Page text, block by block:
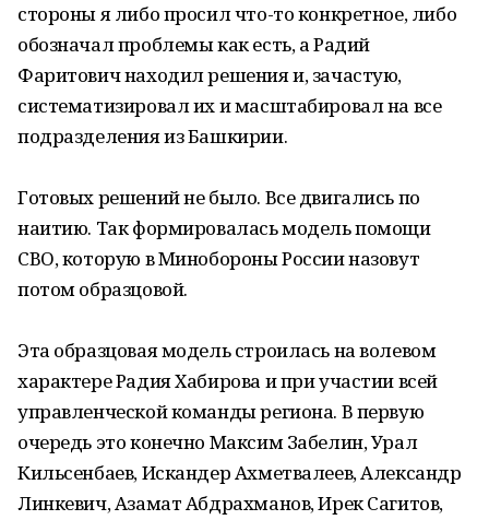
стороны я либо просил что-то конкретное, либо
обозначал проблемы как есть, а Радий
Фаритович находил решения и, зачастую,
систематизировал их и масштабировал на все
подразделения из Башкирии.
Готовых решений не было. Все двигались по
наитию. Так формировалась модель помощи
СВО, которую в Минобороны России назовут
потом образцовой.
Эта образцовая модель строилась на волевом
характере Радия Хабирова и при участии всей
управленческой команды региона. В первую
очередь это конечно Максим Забелин, Урал
Кильсенбаев, Искандер Ахметвалеев, Александр
Линкевич, Азамат Абдрахманов, Ирек Сагитов,